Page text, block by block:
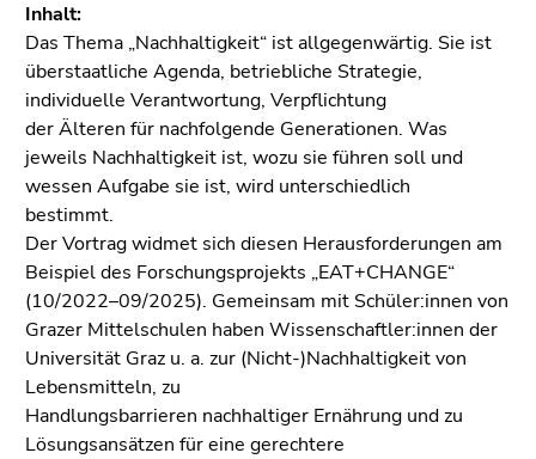
(Zugriffstaste
5)
Zu
den
Seiteneinstellungen
(Benutzer/Sprache)
(Zugriffstaste
8)
Zur
Suche
(Zugriffstaste
9)
Inhalt:
Das Thema „Nachhaltigkeit“ ist allgegenwärtig. Sie ist
überstaatliche Agenda, betriebliche Strategie,
individuelle Verantwortung, Verpflichtung
der Älteren für nachfolgende Generationen. Was
jeweils Nachhaltigkeit ist, wozu sie führen soll und
wessen Aufgabe sie ist, wird unterschiedlich
bestimmt.
Der Vortrag widmet sich diesen Herausforderungen am
Beispiel des Forschungsprojekts „EAT+CHANGE“
(10/2022–09/2025). Gemeinsam mit Schüler:innen von
Grazer Mittelschulen haben Wissenschaftler:innen der
Universität Graz u. a. zur (Nicht-)Nachhaltigkeit von
Lebensmitteln, zu
Handlungsbarrieren nachhaltiger Ernährung und zu
Lösungsansätzen für eine gerechtere